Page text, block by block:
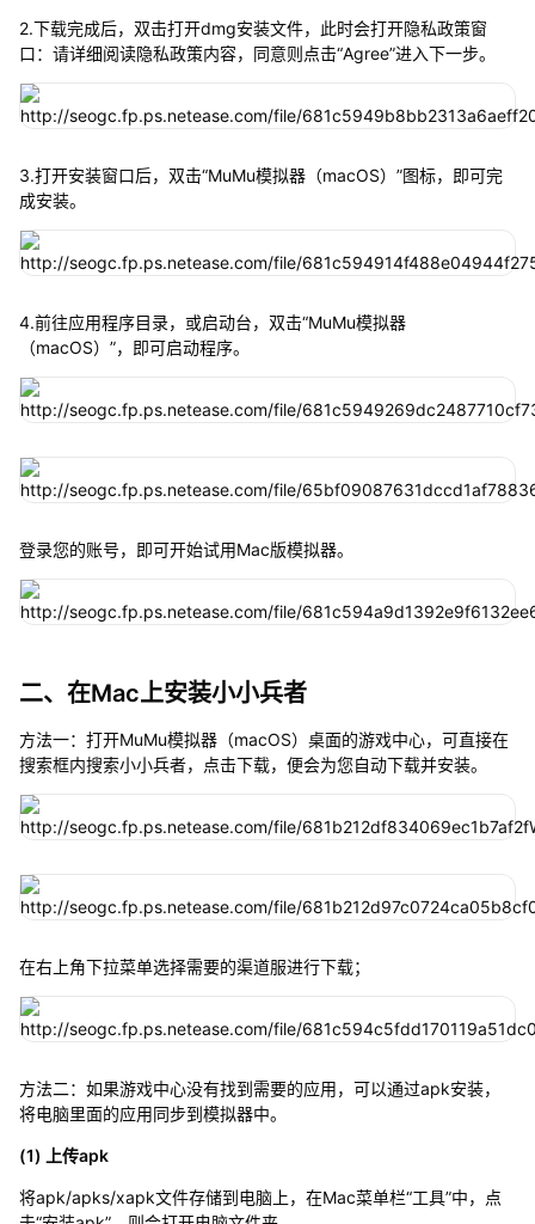
2.下载完成后，双击打开dmg安装文件，此时会打开隐私政策窗
口：请详细阅读隐私政策内容，同意则点击“Agree”进入下一步。
3.打开安装窗口后，双击“MuMu模拟器（macOS）”图标，即可完
成安装。
4.前往应用程序目录，或启动台，双击“MuMu模拟器
（macOS）”，即可启动程序。
登录您的账号，即可开始试用Mac版模拟器。
二、在Mac上安装小小兵者
方法一：打开MuMu模拟器（macOS）桌面的游戏中心，可直接在
搜索框内搜索小小兵者，点击下载，便会为您自动下载并安装。
在右上角下拉菜单选择需要的渠道服进行下载；
方法二：如果游戏中心没有找到需要的应用，可以通过apk安装，
将电脑里面的应用同步到模拟器中。
(1) 上传apk
将apk/apks/xapk文件存储到电脑上，在Mac菜单栏“工具”中，点